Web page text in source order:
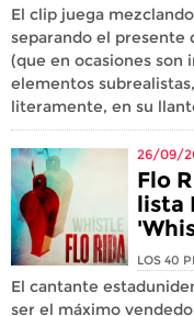
El clip juega
separando el presente
(que en ocasiones son
elementos
literamente, en su
26/09/
Flo
lista
LOS 40
El cantante
ser el máximo